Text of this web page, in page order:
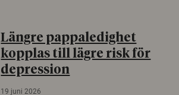
Längre pappaledighet
kopplas till lägre risk för
depression
19 juni 2026